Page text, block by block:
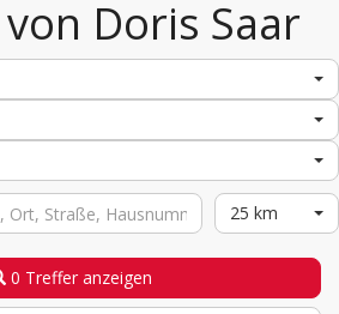
Doris Saar
25 km
0 Treffer anzeigen